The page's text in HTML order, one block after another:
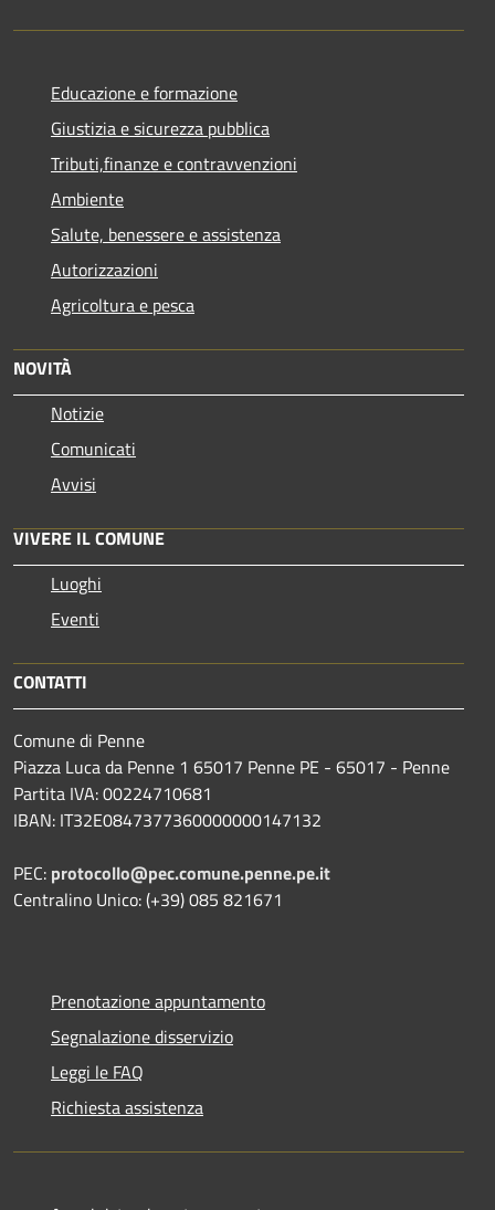
Educazione e formazione
Giustizia e sicurezza pubblica
Tributi,finanze e contravvenzioni
Ambiente
Salute, benessere e assistenza
Autorizzazioni
Agricoltura e pesca
NOVITÀ
Notizie
Comunicati
Avvisi
VIVERE IL COMUNE
Luoghi
Eventi
CONTATTI
Comune di Penne
Piazza Luca da Penne 1 65017 Penne PE - 65017 - Penne
Partita IVA: 00224710681
IBAN: IT32E0847377360000000147132
PEC: protocollo@pec.comune.penne.pe.it
Centralino Unico: (+39) 085 821671
Prenotazione appuntamento
Segnalazione disservizio
Leggi le FAQ
Richiesta assistenza